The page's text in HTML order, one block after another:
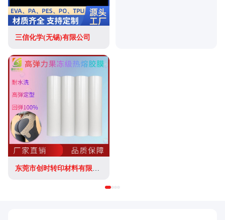
三信化学(无锡)有限公司
东莞市创时转印材料有限公司